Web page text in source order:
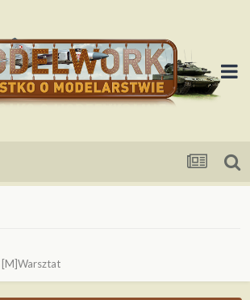
[M]Warsztat